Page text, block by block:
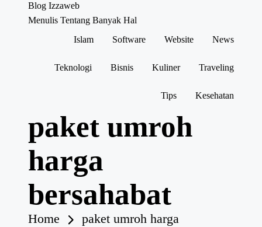
Blog Izzaweb
Menulis Tentang Banyak Hal
Islam
Software Website News
Teknologi Bisnis Kuliner Traveling
Tips Kesehatan
paket umroh
harga
bersahabat
Home
paket umroh harga